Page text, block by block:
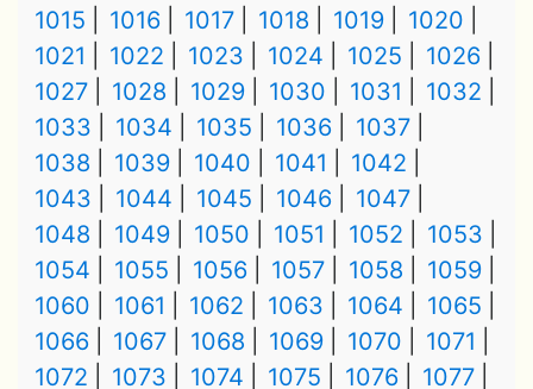
1015
1016 1017 1018 1019
1020
1021
1022 1023 1024 1025
1026
1027
1028 1029 1030 1031
1032
1033
1034 1035 1036
1037
1038
1039 1040 1041
1042
1043
1044 1045 1046
1047
1048
1049 1050 1051 1052
1053
1054
1055 1056 1057 1058
1059
1060
1061 1062 1063 1064
1065
1066
1067 1068 1069 1070
1071
1072
1073 1074 1075 1076 1077